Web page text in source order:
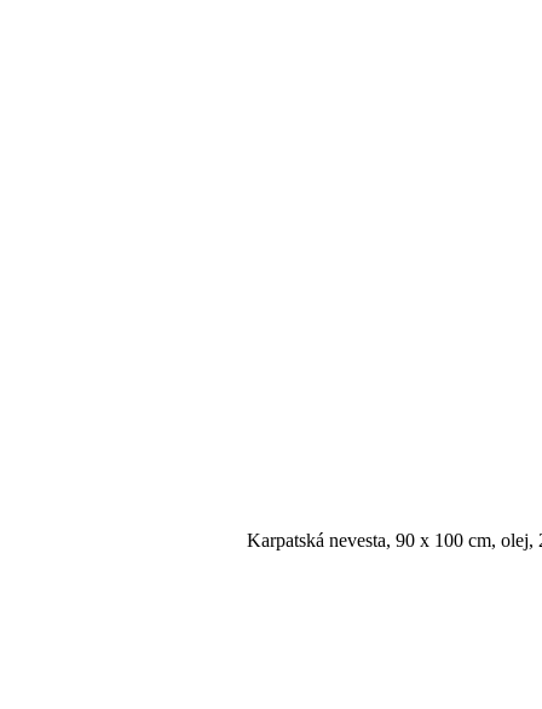
Karpatská nevesta, 90 x 100 cm, olej,